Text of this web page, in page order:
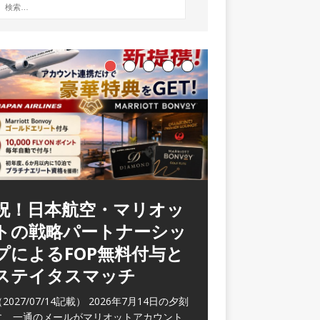
！日本航空・マリオッ
の戦略パートナーシッ
によるFOP無料付与と
テイタスマッチ
2027/07/14記載） 2026年7月14日の夕刻
、一通のメールがマリオットアカウント